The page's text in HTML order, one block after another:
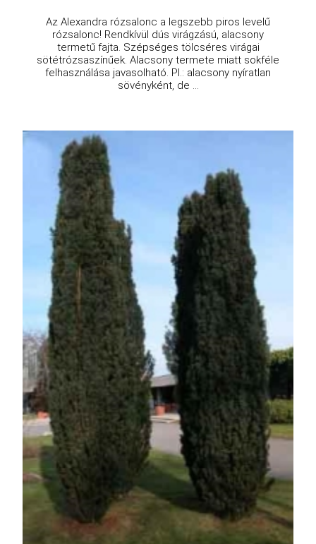
Az Alexandra rózsalonc a legszebb piros levelű
rózsalonc! Rendkívül dús virágzású, alacsony
termetű fajta. Szépséges tölcséres virágai
sötétrózsaszínűek. Alacsony termete miatt sokféle
felhasználása javasolható. Pl.: alacsony nyíratlan
sövényként, de ...